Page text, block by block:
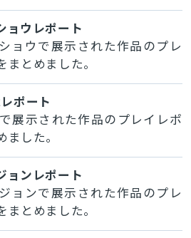
ョウレポート
ョウで展示された作品のプレ
まとめました。
ポート
展示された作品のプレイレポ
した。
ョンレポート
ョンで展示された作品のプレ
まとめました。